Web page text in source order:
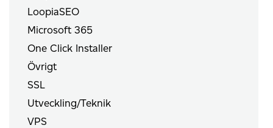
LoopiaSEO
Microsoft 365
One Click Installer
Övrigt
SSL
Utveckling/Teknik
VPS